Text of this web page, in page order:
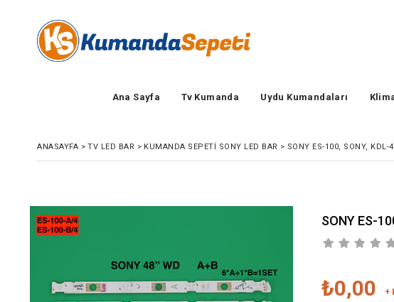
Ana Sayfa Tv Kumanda Uydu Kumandaları
ANASAYFA > TV LED BAR > KUMANDA SEPETI SONY LED BAR > SONY ES-100, SONY,
SONY ES-
₺0,00 +